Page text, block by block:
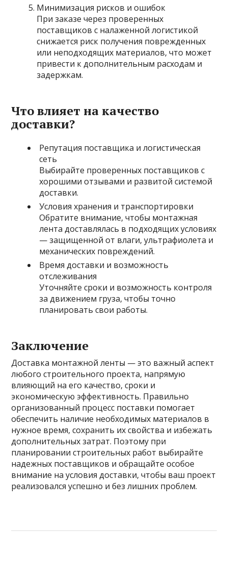
Минимизация рисков и ошибок
При заказе через проверенных
поставщиков с налаженной логистикой
снижается риск получения поврежденных
или неподходящих материалов, что может
привести к дополнительным расходам и
задержкам.
Что влияет на качество
доставки?
Репутация поставщика и логистическая
сеть
Выбирайте проверенных поставщиков с
хорошими отзывами и развитой системой
доставки.
Условия хранения и транспортировки
Обратите внимание, чтобы монтажная
лента доставлялась в подходящих условиях
— защищенной от влаги, ультрафиолета и
механических повреждений.
Время доставки и возможность
отслеживания
Уточняйте сроки и возможность контроля
за движением груза, чтобы точно
планировать свои работы.
Заключение
Доставка монтажной ленты — это важный аспект
любого строительного проекта, напрямую
влияющий на его качество, сроки и
экономическую эффективность. Правильно
организованный процесс поставки помогает
обеспечить наличие необходимых материалов в
нужное время, сохранить их свойства и избежать
дополнительных затрат. Поэтому при
планировании строительных работ выбирайте
надежных поставщиков и обращайте особое
внимание на условия доставки, чтобы ваш проект
реализовался успешно и без лишних проблем.